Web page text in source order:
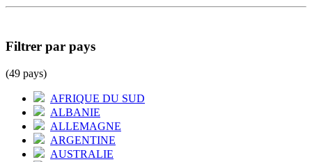
Filtrer par pays
(49 pays)
AFRIQUE DU SUD
ALBANIE
ALLEMAGNE
ARGENTINE
AUSTRALIE